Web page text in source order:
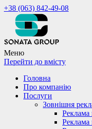
+38 (063) 842-49-08
Меню
Перейти до вмісту
Головна
Про компанію
Послуги
Зовнішня
Реклама
Реклама